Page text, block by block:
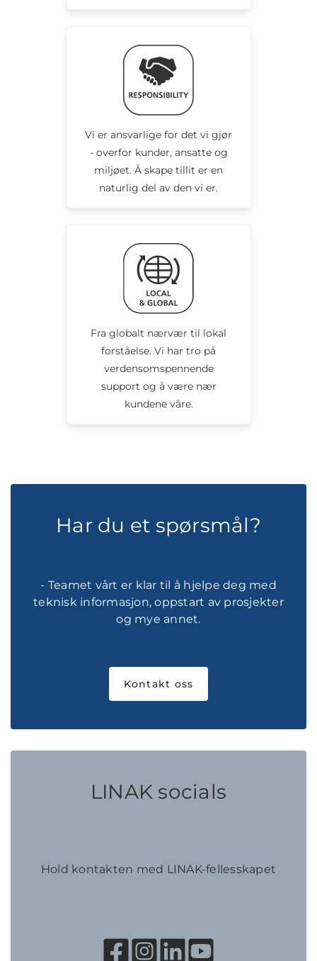
Vi er ansvarlige for det vi gjør
- overfor kunder, ansatte og
miljøet. Å skape tillit er en
naturlig del av den vi er.
Fra globalt nærvær til lokal
forståelse. Vi har tro på
verdensomspennende
support og å være nær
kundene våre.
Har du et spørsmål?
- Teamet vårt er klar til å hjelpe deg med
teknisk informasjon, oppstart av prosjekter
og mye annet.
Kontakt oss
LINAK socials
Hold kontakten med LINAK-fellesskapet